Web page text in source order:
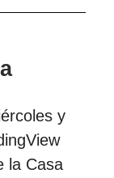
y
la Casa